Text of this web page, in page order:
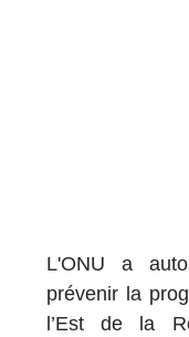
L'ONU a
prévenir la
l’Est de la